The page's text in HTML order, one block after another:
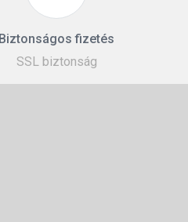
Biztonságos fizetés
SSL biztonság